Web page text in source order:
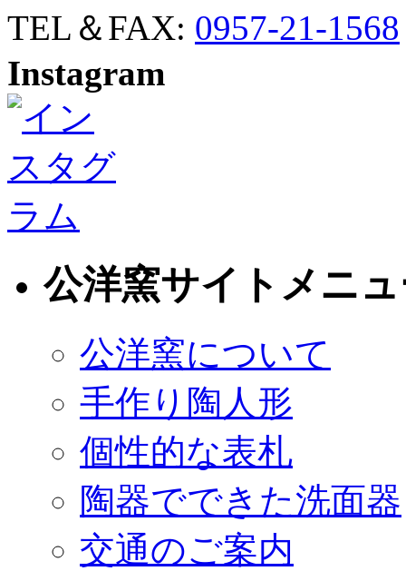
TEL＆FAX: 0957-21-1568
Instagram
公洋窯サイトメニ
公洋窯について
手作り陶人形
個性的な表札
陶器でできた洗面器
交通のご案内